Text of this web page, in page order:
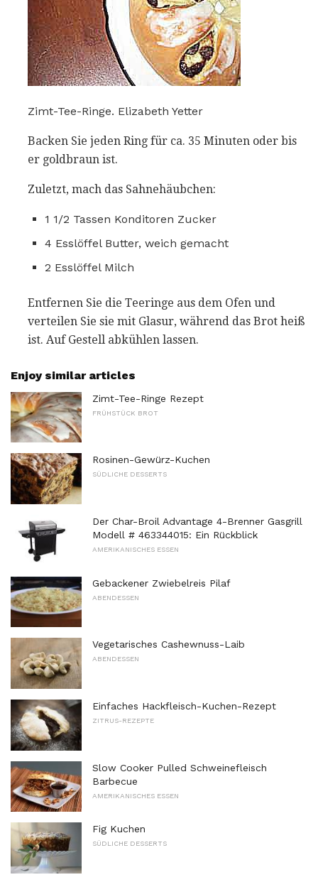
Zimt-Tee-Ringe. Elizabeth Yetter
Backen Sie jeden Ring für ca. 35 Minuten oder bis
er goldbraun ist.
Zuletzt, mach das Sahnehäubchen:
1 1/2 Tassen Konditoren Zucker
4 Esslöffel Butter, weich gemacht
2 Esslöffel Milch
Entfernen Sie die Teeringe aus dem Ofen und
verteilen Sie sie mit Glasur, während das Brot heiß
ist. Auf Gestell abkühlen lassen.
Enjoy similar articles
Zimt-Tee-Ringe Rezept
FRÜHSTÜCK BROT
Rosinen-Gewürz-Kuchen
SÜDLICHE DESSERTS
Der Char-Broil Advantage 4-Brenner Gasgrill
Modell # 463344015: Ein Rückblick
AMERIKANISCHES ESSEN
Gebackener Zwiebelreis Pilaf
ABENDESSEN
Vegetarisches Cashewnuss-Laib
ABENDESSEN
Einfaches Hackfleisch-Kuchen-Rezept
ZITRUS-REZEPTE
Slow Cooker Pulled Schweinefleisch
Barbecue
AMERIKANISCHES ESSEN
Fig Kuchen
SÜDLICHE DESSERTS